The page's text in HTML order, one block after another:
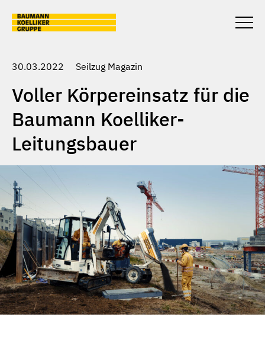
30.03.2022 unter
Seilzug Magazin
Voller Körpereinsatz für die
Baumann Koelliker-
Leitungsbauer